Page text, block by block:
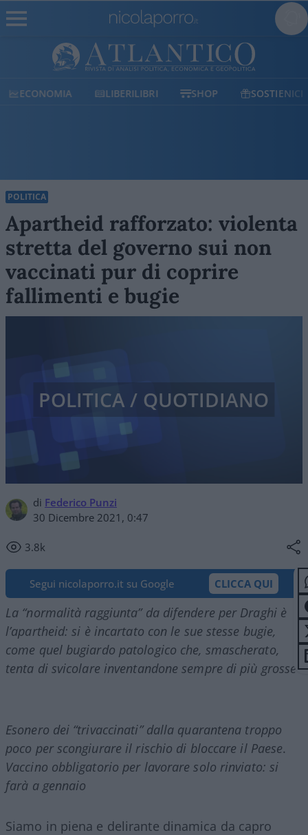
ECONOMIA LIBERILIBRI SHOP SOSTIENICI
POLITICA
Apartheid rafforzato: violenta
stretta del governo sui non
vaccinati pur di coprire
fallimenti e bugie
di Federico Punzi
30 Dicembre 2021, 0:47
3.8k
POLITICA / QUOTIDIANO
Segui nicolaporro.it su Google CLICCA QUI
La “normalità raggiunta” da difendere per Draghi è
l’apartheid: si è incartato con le sue stesse bugie,
come quel bugiardo patologico che, smascherato,
tenta di svicolare inventandone sempre di più grosse
Esonero dei “trivaccinati” dalla quarantena troppo
poco per scongiurare il rischio di bloccare il Paese.
Vaccino obbligatorio per lavorare solo rinviato: si
farà a gennaio
Siamo in piena e delirante dinamica da capro